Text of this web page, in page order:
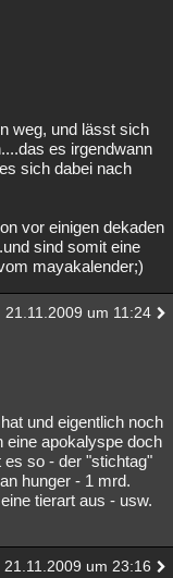
weg, und lässt sich
es irgendwann
sich dabei nach
vor einigen dekaden
sind somit eine
mayakalender;)
21.11.2009 um 11:24
und eigentlich noch
eine apokalyspe doch
so - der "stichtag"
hunger - 1 mrd.
tierart aus - usw.
21.11.2009 um 23:16